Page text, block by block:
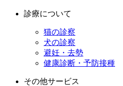
診療について
猫の診察
犬の診察
避妊・去勢
健康診断・予防接種
その他サービス